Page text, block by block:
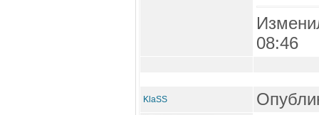
08:46
KlaSS